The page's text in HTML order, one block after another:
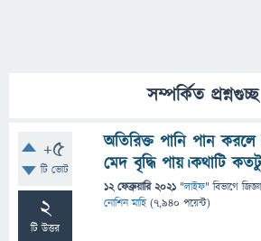
সম্পর্কিত প্রশ্নগুচ্ছ
+5
টি ভোট
2
টি উত্তর
অতিরিক্ত পানি পান করলে
মেদ বৃদ্ধি পায়।কথাটি
12 ফেব্রুয়ারি 2021 "লাইফ" বিভাগে
নোশিন মাহি (7,940 পয়েন্ট)